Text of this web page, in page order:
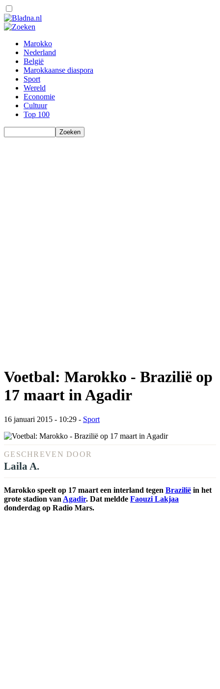
Marokko
Nederland
België
Marokkaanse diaspora
Sport
Wereld
Economie
Cultuur
Top 100
Voetbal: Marokko - Brazilië op
17 maart in Agadir
16 januari 2015 - 10:29 - Sport
GESCHREVEN DOOR
Laila A.
Marokko speelt op 17 maart een interland tegen Brazilië in het
grote stadion van Agadir. Dat meldde Faouzi Lakjaa
donderdag op Radio Mars.